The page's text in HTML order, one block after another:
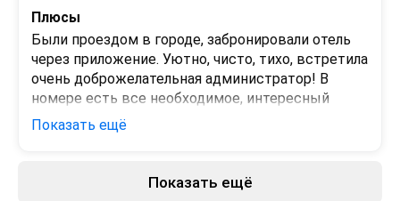
Персонал вежлив и внимателен
Плюсы
Были проездом в городе, забронировали отель
через приложение. Уютно, чисто, тихо, встретила
очень доброжелательная администратор! В
номере есть все необходимое, интересный
интерьер????
Был предложен Хороший минимальный Завтрак.
Показать ещё
Показать ещё